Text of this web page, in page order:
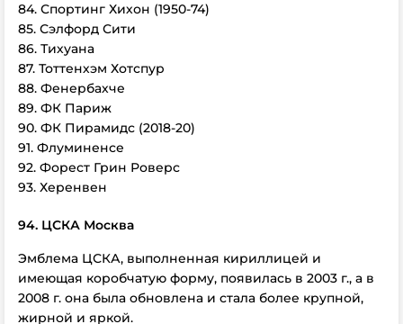
84. Спортинг Хихон (1950-74)
85. Сэлфорд Сити
86. Тихуана
87. Тоттенхэм Хотспур
88. Фенербахче
89. ФК Париж
90. ФК Пирамидс (2018-20)
91. Флуминенсе
92. Форест Грин Роверс
93. Херенвен
94. ЦСКА Москва
Эмблема ЦСКА, выполненная кириллицей и
имеющая коробчатую форму, появилась в 2003 г., а в
2008 г. она была обновлена и стала более крупной,
жирной и яркой.